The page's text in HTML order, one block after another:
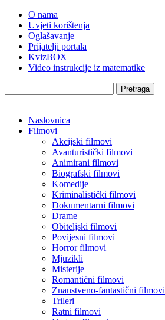
O nama
Uvjeti korištenja
Oglašavanje
Prijatelji portala
KvizBOX
Video instrukcije iz matematike
Pretraga
Naslovnica
Filmovi
Akcijski filmovi
Avanturistički filmovi
Animirani filmovi
Biografski filmovi
Komedije
Kriminalistički filmovi
Dokumentarni filmovi
Drame
Obiteljski filmovi
Povijesni filmovi
Horror filmovi
Mjuzikli
Misterije
Romantični filmovi
Znanstveno-fantastični filmovi
Trileri
Ratni filmovi